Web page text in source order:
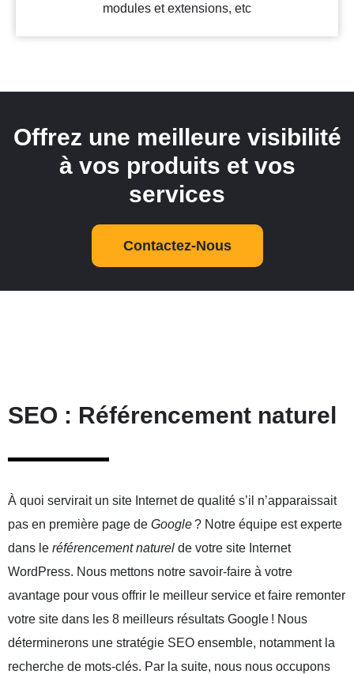
modules et extensions, etc
Offrez une meilleure visibilité
à vos produits et vos
services
Contactez-Nous
SEO : Référencement naturel
À quoi servirait un site Internet de qualité s’il n’apparaissait
pas en première page de Google? Notre équipe est experte
dans le référencement naturel de votre site Internet
WordPress. Nous mettons notre savoir-faire à votre
avantage pour vous offrir le meilleur service et faire remonter
votre site dans les 8 meilleurs résultats Google ! Nous
déterminerons une stratégie SEO ensemble, notamment la
recherche de mots-clés. Par la suite, nous nous occupons